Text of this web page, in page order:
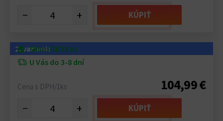
− + KÚPIŤ
2. variant:
Sklad DE 18 ks
U Vás do 3-8 dní
Cena s DPH/1ks 104,99 €
− + KÚPIŤ